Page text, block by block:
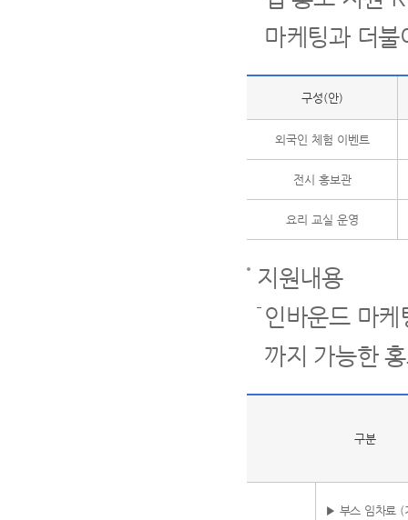
마케팅과 더불
구성(안)
외국인 체험 이벤트
전시 홍보관
요리 교실 운영
지원내용
인바운드 마
까지 가능한
구분
▶ 부스 임차료 (